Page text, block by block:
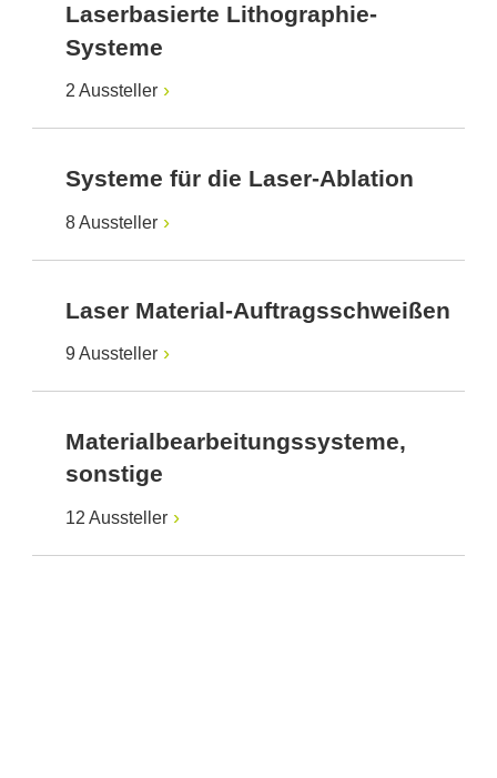
Laserbasierte Lithographie-
Systeme
2 Aussteller
Systeme für die Laser-Ablation
8 Aussteller
Laser Material-Auftragsschweißen
9 Aussteller
Materialbearbeitungssysteme,
sonstige
12 Aussteller